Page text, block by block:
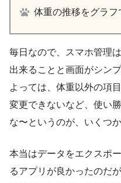
体重の推移をグラフ
毎日なので、スマホ管理
出来ることと画面がシン
よっては、体重以外の項
変更できないなど、使い
な〜というのが、いくつ
本当はデータをエクスポ
るアプリが良かったのだ